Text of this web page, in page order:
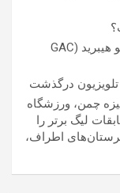
بررسی کراس‌اوور هیبریدی جی ای سی امکو هیبرید (GAC
درگذشت
چمن، ورزشگاه
لیگ برتر را
اطراف،